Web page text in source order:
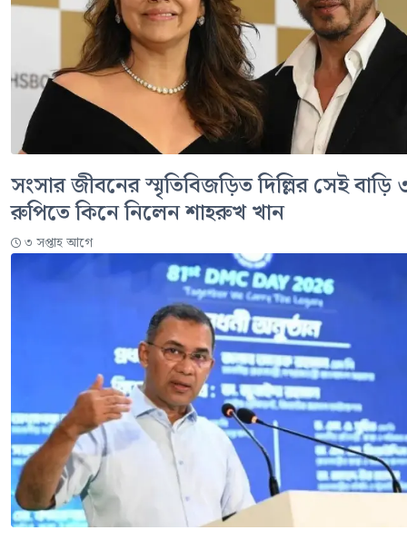
সংসার জীবনের স্মৃতিবিজড়িত দিল্লির সেই
রুপিতে কিনে নিলেন শাহরুখ খান
৩ সপ্তাহ আগে